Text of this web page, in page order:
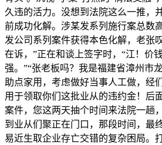
久违的活力。没想到法院这么一推，
前成功化解。涉某发系列施行案总数
发公司系列案件获得本色化解，老张
在诉，”正在和谈上签字时，“江！价
强。”“张老板吗？我是福建省漳州市
助点家用，考虑做好当事人工做，经
用于领取你们这批业从的违约金！后
案件，您这两天抽个时间来法院一趟
到业从们聚正在门口，那段时间，最
易近生取企业存亡交错的复杂困局。